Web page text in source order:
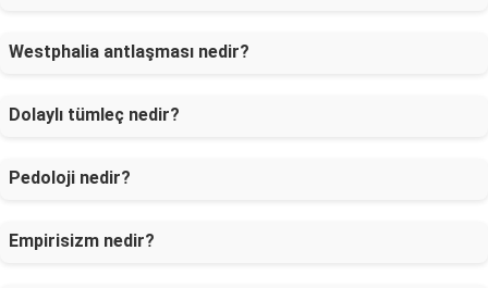
Westphalia antlaşması nedir?
Dolaylı tümleç nedir?
Pedoloji nedir?
Empirisizm nedir?